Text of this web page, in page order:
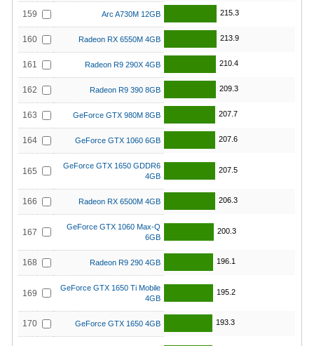
159 Arc A730M 12GB 215.3
160 Radeon RX 6550M 4GB 213.9
161 Radeon R9 290X 4GB 210.4
162 Radeon R9 390 8GB 209.3
163 GeForce GTX 980M 8GB 207.7
164 GeForce GTX 1060 6GB 207.6
165
GeForce GTX 1650 GDDR6
4GB
207.5
166 Radeon RX 6500M 4GB 206.3
167
GeForce GTX 1060 Max-Q
6GB
200.3
168 Radeon R9 290 4GB 196.1
169
GeForce GTX 1650 Ti Mobile
4GB
195.2
170 GeForce GTX 1650 4GB 193.3